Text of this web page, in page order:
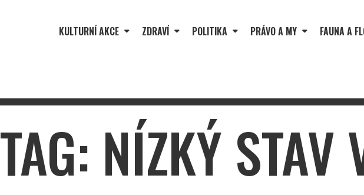
KULTURNÍ AKCE ZDRAVÍ POLITIKA PRÁVO A MY FAUNA A
TAG: NÍZKÝ STAV